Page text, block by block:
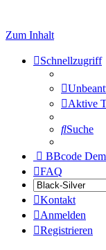
Zum Inhalt
Schnellzugriff
Aktive
Suche
BBcode
FAQ
Kontakt
Anmelden
Registrieren